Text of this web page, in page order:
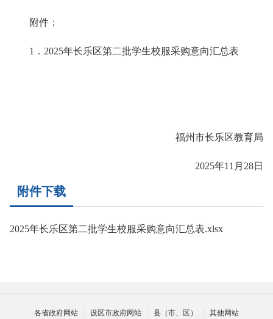
附件：
1．2025年长乐区第二批学生校服采购意向汇总表
福州市长乐区教育局
2025年11月28日
附件下载
2025年长乐区第二批学生校服采购意向汇总表.xlsx
各省政府网站 设区市政府网站 县（市、区） 其他网站